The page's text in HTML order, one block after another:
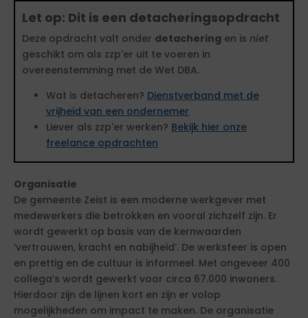
Let op: Dit is een detacheringsopdracht
Deze opdracht valt onder detachering en is niet
geschikt om als zzp'er uit te voeren in
overeenstemming met de Wet DBA.
Wat is detacheren? Dienstverband met de
vrijheid van een ondernemer
Liever als zzp'er werken? Bekijk hier onze
freelance opdrachten
Organisatie
De gemeente Zeist is een moderne werkgever met
medewerkers die betrokken en vooral zichzelf zijn. Er
wordt gewerkt op basis van de kernwaarden
‘vertrouwen, kracht en nabijheid’. De werksfeer is open
en prettig en de cultuur is informeel. Met ongeveer 400
collega’s wordt gewerkt voor circa 67.000 inwoners.
Hierdoor zijn de lijnen kort en zijn er volop
mogelijkheden om impact te maken. De organisatie